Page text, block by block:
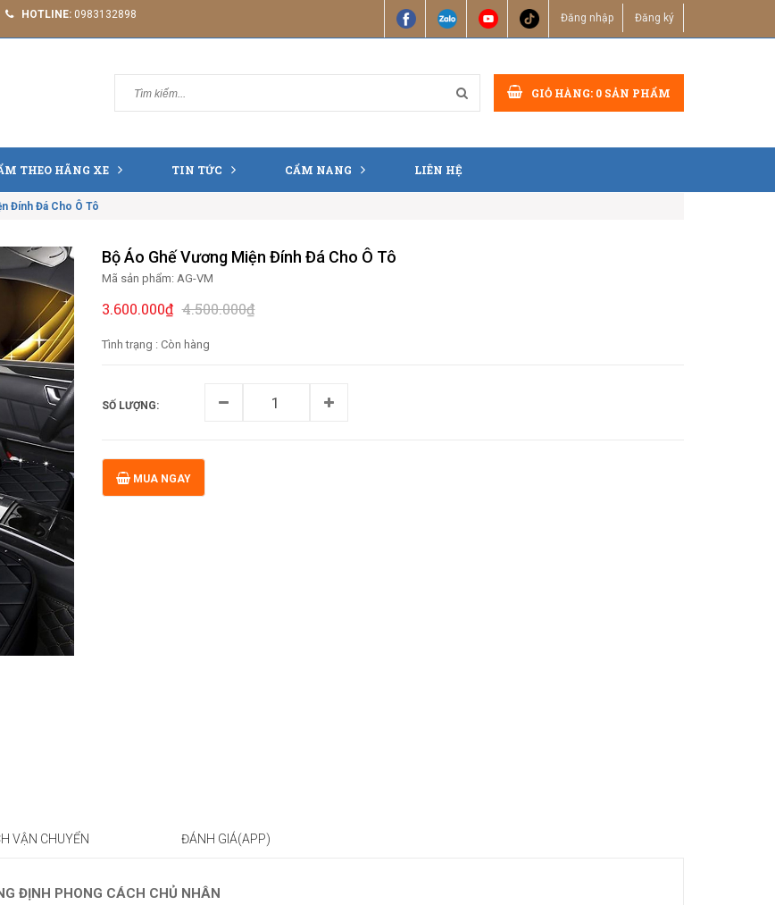
HOTLINE: 0983132898 Đăng nhập Đăng ký
GIỎ HÀNG: 0 SẢN PHẨM
THEO HÃNG XE TIN TỨC CẨM NANG LIÊN HỆ
Đính Đá Cho Ô Tô
Bộ Áo Ghế Vương Miện Đính Đá Cho Ô Tô
Mã sản phẩm: AG-VM
3.600.000₫ 4.500.000₫
Tình trạng : Còn hàng
SỐ LƯỢNG:
MUA NGAY
VẬN CHUYỂN ĐÁNH GIÁ(APP)
ĐỊNH PHONG CÁCH CHỦ NHÂN